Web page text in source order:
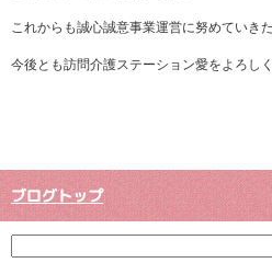
これからも誠心誠意事業運営に努めていき
今後とも訪問介護ステーション愛をよろし
ブログトップ